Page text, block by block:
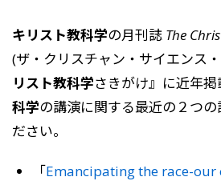
キリスト教科学の月刊誌 The
(ザ・クリスチャン・サイエンス
リスト教科学さきがけ』に近年
科学の講演に関する最近の２つの
ださい。
「Emancipating the race-